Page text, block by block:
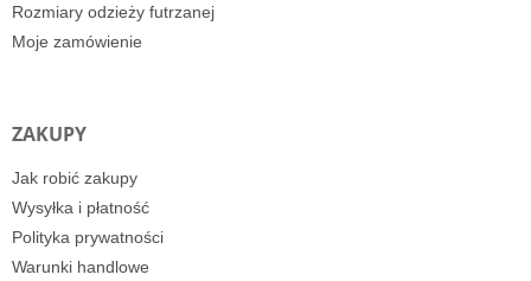
Rozmiary odzieży futrzanej
Moje zamówienie
ZAKUPY
Jak robić zakupy
Wysyłka i płatność
Polityka prywatności
Warunki handlowe